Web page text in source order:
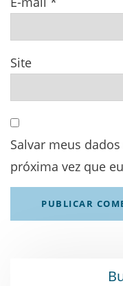
Site
Salvar meus
próxima vez que